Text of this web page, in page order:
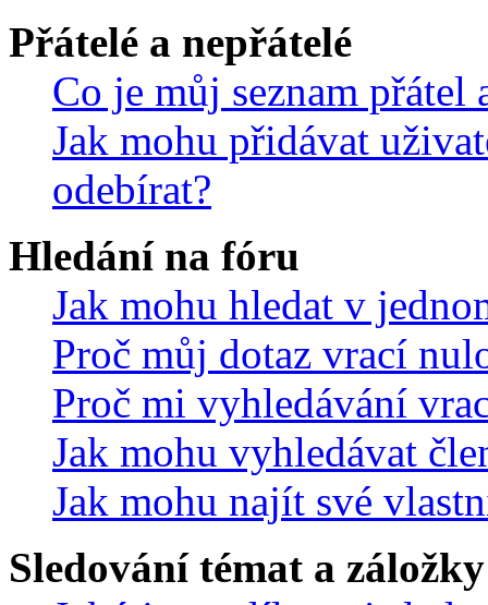
Přátelé a nepřátelé
Co je můj seznam přátel
Jak mohu přidávat
odebírat?
Hledání na fóru
Jak mohu hledat v
Proč můj dotaz vrací
Proč mi vyhledávání
Jak mohu vyhledávat
Jak mohu najít své
Sledování témat a záložky